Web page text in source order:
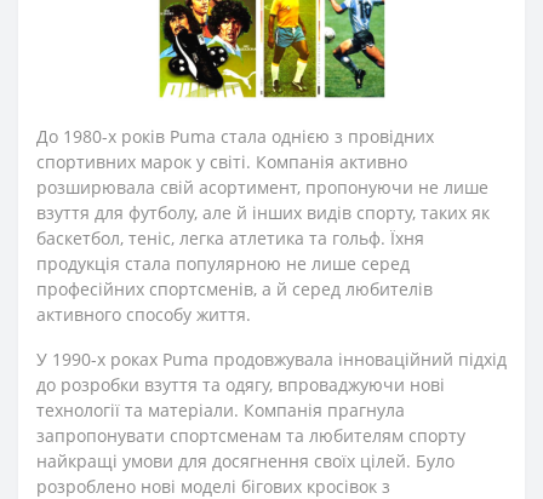
До 1980-х років Puma стала однією з провідних
спортивних марок у світі. Компанія активно
розширювала свій асортимент, пропонуючи не лише
взуття для футболу, але й інших видів спорту, таких як
баскетбол, теніс, легка атлетика та гольф. Їхня
продукція стала популярною не лише серед
професійних спортсменів, а й серед любителів
активного способу життя.
У 1990-х роках Puma продовжувала інноваційний підхід
до розробки взуття та одягу, впроваджуючи нові
технології та матеріали. Компанія прагнула
запропонувати спортсменам та любителям спорту
найкращі умови для досягнення своїх цілей. Було
розроблено нові моделі бігових кросівок з